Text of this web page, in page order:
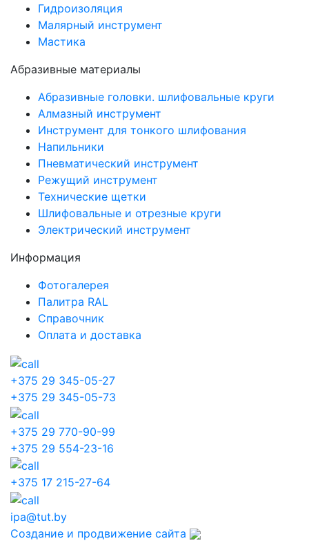
Гидроизоляция
Малярный инструмент
Мастика
Абразивные материалы
Абразивные головки. шлифовальные круги
Алмазный инструмент
Инструмент для тонкого шлифования
Напильники
Пневматический инструмент
Режущий инструмент
Технические щетки
Шлифовальные и отрезные круги
Электрический инструмент
Информация
Фотогалерея
Палитра RAL
Справочник
Оплата и доставка
+375 29 345-05-27
+375 29 345-05-73
+375 29 770-90-99
+375 29 554-23-16
+375 17 215-27-64
ipa@tut.by
Создание и продвижение сайта